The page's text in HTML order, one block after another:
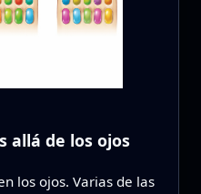
allá de los ojos
los ojos. Varias de las